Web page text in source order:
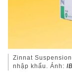
Zinnat
nhập khẩu. Ảnh: